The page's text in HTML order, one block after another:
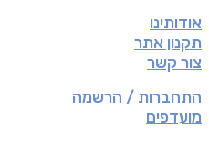
אודותינו
תקנון אתר
צור קשר
התחברות / הרשמה
מועדפים